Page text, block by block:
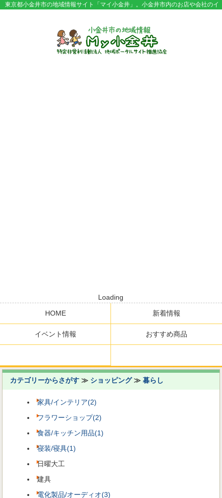
東京都小金井市の地域情報サイト「マイ小金井」。小金井市内のお店や会社のイ
Loading
HOME
新着情報
イベント情報 おすすめ商品
カテゴリーからさがす ≫ ショッピング≫暮らし
家具/インテリア(2)
フラワーショップ(2)
食器/キッチン用品(1)
寝装/寝具(1)
日曜大工
建具
電化製品/オーディオ(3)